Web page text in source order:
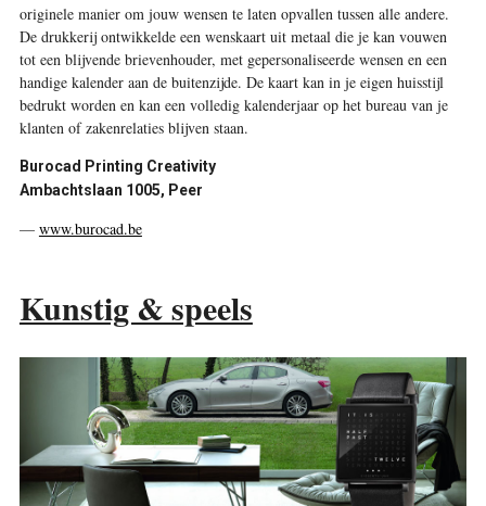
originele manier om jouw wensen te laten opvallen tussen alle andere.
De drukkerij ontwikkelde een wenskaart uit metaal die je kan vouwen
tot een blijvende brievenhouder, met gepersonaliseerde wensen en een
handige kalender aan de buitenzijde. De kaart kan in je eigen huisstijl
bedrukt worden en kan een volledig kalenderjaar op het bureau van je
klanten of zakenrelaties blijven staan.
Burocad Printing Creativity
Ambachtslaan 1005, Peer
— www.burocad.be
Kunstig & speels